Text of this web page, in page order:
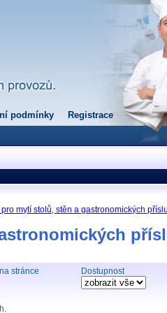
podmínky Registrace
pro mytí stolů, stěn a gastronomických
stránce Dostupnost